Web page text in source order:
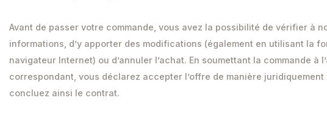
Avant de passer votre commande, vous avez la possibilité de vérifier à
informations, d’y apporter des modifications (également en utilisant la
navigateur Internet) ou d’annuler l’achat. En soumettant la commande à
correspondant, vous déclarez accepter l’offre de manière
concluez ainsi le contrat.